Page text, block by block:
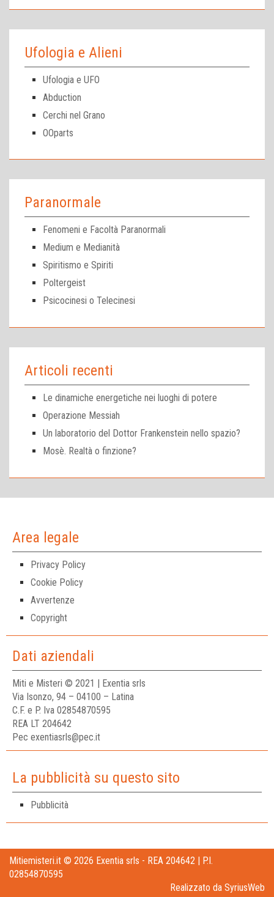
Ufologia e Alieni
Ufologia e UFO
Abduction
Cerchi nel Grano
OOparts
Paranormale
Fenomeni e Facoltà Paranormali
Medium e Medianità
Spiritismo e Spiriti
Poltergeist
Psicocinesi o Telecinesi
Articoli recenti
Le dinamiche energetiche nei luoghi di potere
Operazione Messiah
Un laboratorio del Dottor Frankenstein nello spazio?
Mosè. Realtà o finzione?
Area legale
Privacy Policy
Cookie Policy
Avvertenze
Copyright
Dati aziendali
Miti e Misteri © 2021 | Exentia srls
Via Isonzo, 94 – 04100 – Latina
C.F. e P. Iva 02854870595
REA LT 204642
Pec exentiasrls@pec.it
La pubblicità su questo sito
Pubblicità
Mitiemisteri.it © 2026 Exentia srls - REA 204642 | P.I.
02854870595
Realizzato da SyriusWeb